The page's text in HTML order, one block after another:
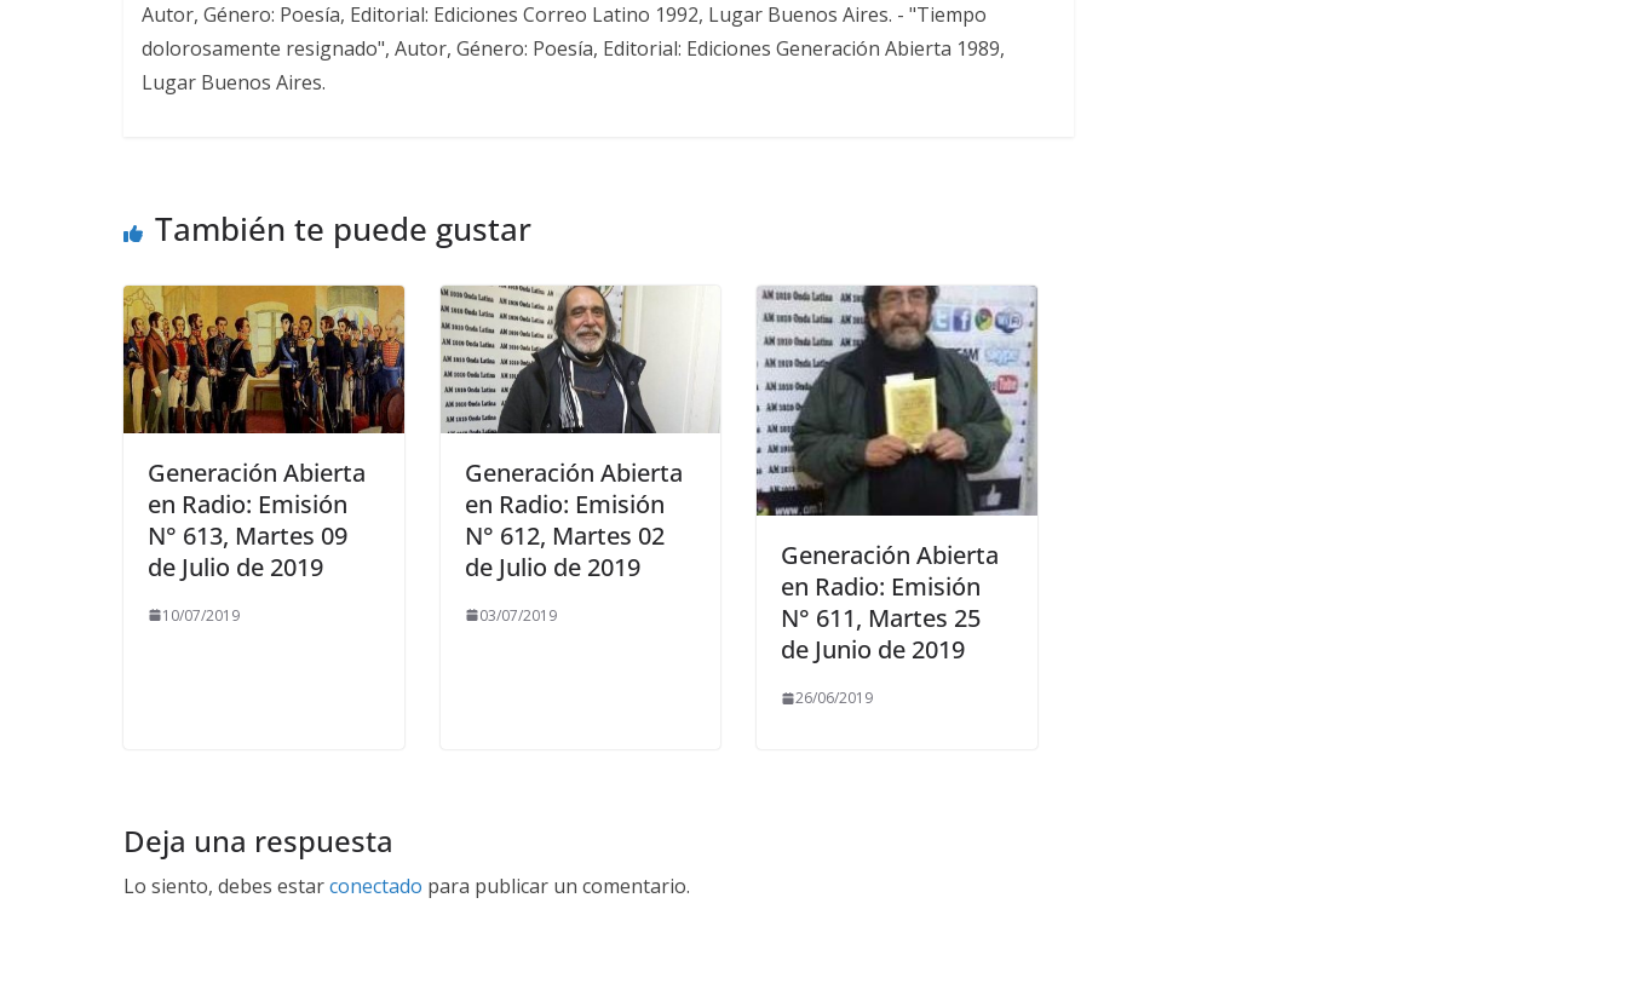
Autor, Género: Poesía, Editorial: Ediciones Correo Latino 1992, Lugar Buenos Aires. - "Tiempo
dolorosamente resignado", Autor, Género: Poesía, Editorial: Ediciones Generación Abierta 1989,
Lugar Buenos Aires.
También te puede gustar
Generación Abierta
en Radio: Emisión
N° 613, Martes 09
de Julio de 2019
10/07/2019
Generación Abierta
en Radio: Emisión
N° 612, Martes 02
de Julio de 2019
03/07/2019
Generación Abierta
en Radio: Emisión
N° 611, Martes 25
de Junio de 2019
26/06/2019
Deja una respuesta
Lo siento, debes estarconectado para publicar un comentario.